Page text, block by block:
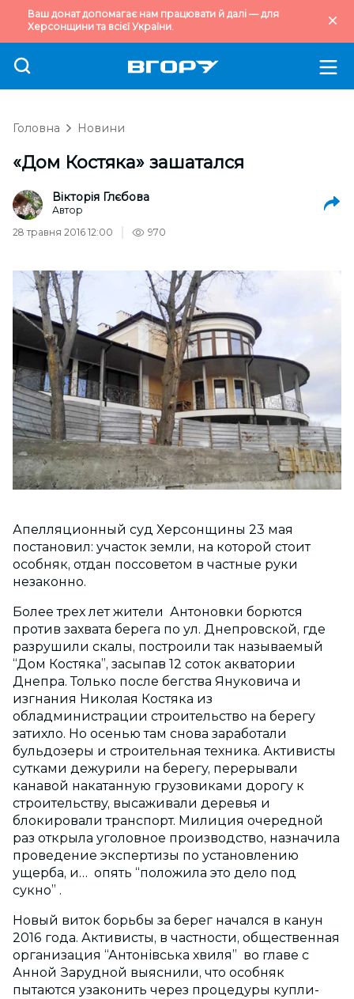
Ваш донат допомагає нам працювати й далі — для
Херсонщини та всієї України.
Головна Новини
«Дом Костяка» зашатался
Вікторія Глєбова
Автор
28 травня 2016 12:00
970
Апелляционный суд Херсонщины 23 мая
постановил: участок земли, на которой стоит
особняк, отдан поссоветом в частные руки
незаконно.
Более трех лет жители Антоновки борются
против захвата берега по ул. Днепровской, где
разрушили скалы, построили так называемый
“Дом Костяка”, засыпав 12 соток акватории
Днепра. Только после бегства Януковича и
изгнания Николая Костяка из
обладминистрации строительство на берегу
затихло. Но осенью там снова заработали
бульдозеры и строительная техника. Активисты
сутками дежурили на берегу, перерывали
канавой накатанную грузовиками дорогу к
строительству, высаживали деревья и
блокировали транспорт. Милиция очередной
раз открыла уголовное производство, назначила
проведение экспертизы по установлению
ущерба, и… опять “положила это дело под
сукно” .
Новый виток борьбы за берег начался в канун
2016 года. Активисты, в частности, общественная
организация “Антонівська хвиля” во главе с
Анной Зарудной выяснили, что особняк
пытаются узаконить через процедуры купли-